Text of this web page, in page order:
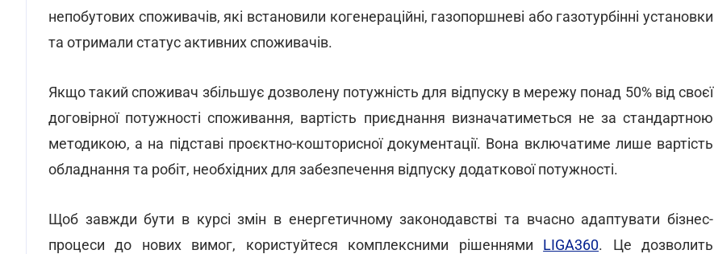
непобутових споживачів, які встановили когенераційні, газопоршневі або газотурбінні установки
та отримали статус активних споживачів.
Якщо такий споживач збільшує дозволену потужність для відпуску в мережу понад 50% від своєї
договірної потужності споживання, вартість приєднання визначатиметься не за стандартною
методикою, а на підставі проєктно-кошторисної документації. Вона включатиме лише вартість
обладнання та робіт, необхідних для забезпечення відпуску додаткової потужності.
Щоб завжди бути в курсі змін в енергетичному законодавстві та вчасно адаптувати бізнес-
процеси до нових вимог, користуйтеся комплексними рішеннями LIGA360. Це дозволить